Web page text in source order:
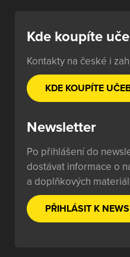
Kde koupíte
Kontakty na české i
KDE KOUPÍTE
Newsletter
Po přihlášení do
dostávat informace o
a doplňkových
PŘIHLÁSIT K